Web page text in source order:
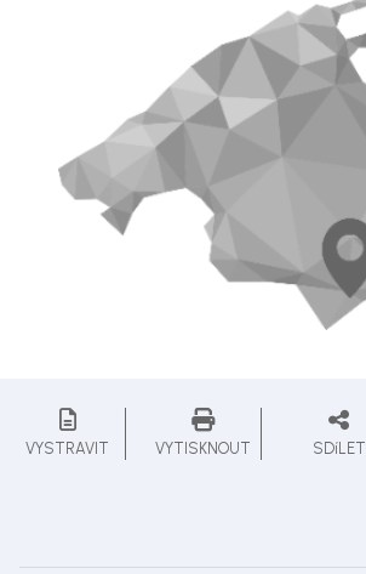
VYSTRAVIT VYTISKNOUT SDíLET